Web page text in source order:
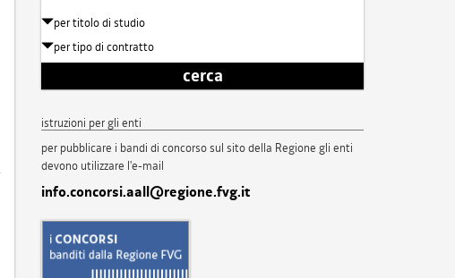
per titolo di studio
per tipo di contratto
cerca
istruzioni per gli enti
per pubblicare i bandi di concorso sul sito della Regione gli enti
devono utilizzare l'e-mail
info.concorsi.aall@regione.fvg.it